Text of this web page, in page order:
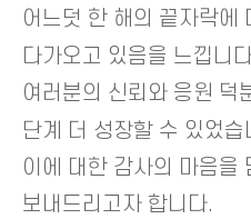
어느덧 한 해의 끝자락에
다가오고 있음을 느낍니
여러분의 신뢰와 응원 덕
단계 더 성장할 수 있었습
이에 대한 감사의 마음을
보내드리고자 합니다.